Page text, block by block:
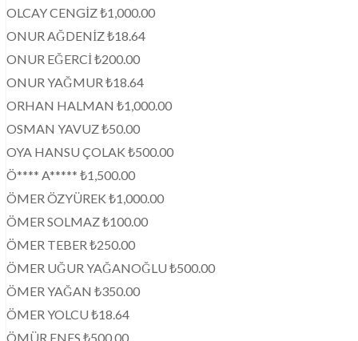
OLCAY CENGİZ ₺1,000.00
ONUR AĞDENİZ ₺18.64
ONUR EĞERCİ ₺200.00
ONUR YAĞMUR ₺18.64
ORHAN HALMAN ₺1,000.00
OSMAN YAVUZ ₺50.00
OYA HANSU ÇOLAK ₺500.00
Ö**** A***** ₺1,500.00
ÖMER ÖZYÜREK ₺1,000.00
ÖMER SOLMAZ ₺100.00
ÖMER TEBER ₺250.00
ÖMER UĞUR YAĞANOĞLU ₺500.00
ÖMER YAĞAN ₺350.00
ÖMER YOLCU ₺18.64
ÖMÜR ENES ₺500.00